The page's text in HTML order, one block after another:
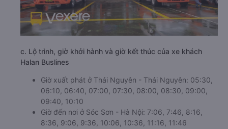
c. Lộ trình, giờ khởi hành và giờ kết thúc của xe khách
Halan Buslines
Giờ xuất phát ở Thái Nguyên - Thái Nguyên: 05:30,
06:10, 06:40, 07:00, 07:30, 08:00, 08:30, 09:00,
09:40, 10:10
Giờ đến nơi ở Sóc Sơn - Hà Nội: 7:06, 7:46, 8:16,
8:36, 9:06, 9:36, 10:06, 10:36, 11:16, 11:46